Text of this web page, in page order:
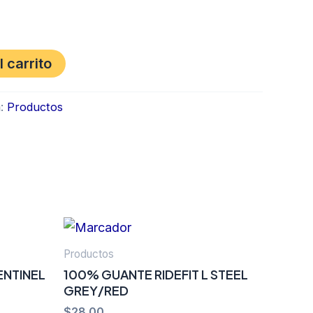
carrito
Productos
Productos
100% GUANTE RIDEFIT L STEEL
GREY/RED